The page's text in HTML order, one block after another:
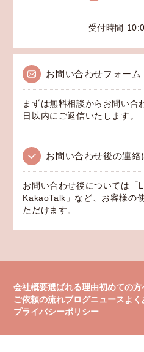
受付時間
お問い合わせフォーム
まずは無料相談からお問い合
日以内にご返信いたします。
お問い合わせ後の連絡
お問い合わせ後については「
KakaoTalk」など、お客様の
ただけます。
会社概要選ばれる理由初めての方
ご依頼の流れブログニュースよく
プライバシーポリシー